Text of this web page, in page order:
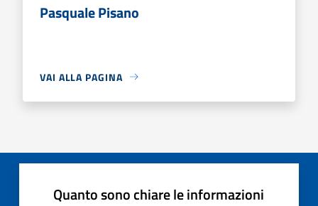
Pasquale Pisano
VAI ALLA PAGINA
Quanto sono chiare le informazioni